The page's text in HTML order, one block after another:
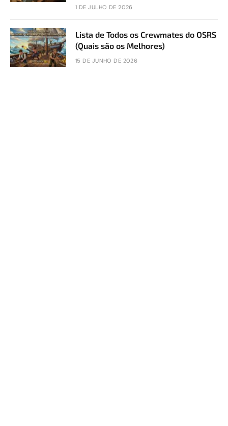
1 DE JULHO DE 2026
Lista de Todos os Crewmates do OSRS
(Quais são os Melhores)
15 DE JUNHO DE 2026